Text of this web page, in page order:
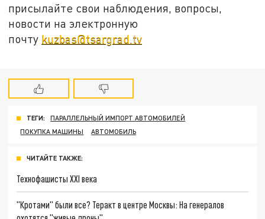
присылайте свои наблюдения, вопросы,
новости на электронную
почту kuzbas@tsargrad.tv
ТЕГИ:
ПАРАЛЛЕЛЬНЫЙ ИМПОРТ АВТОМОБИЛЕЙ
ПОКУПКА МАШИНЫ
АВТОМОБИЛЬ
ЧИТАЙТЕ ТАКЖЕ:
Технофашисты XXI века
"Кротами" были все? Теракт в центре Москвы: На генералов